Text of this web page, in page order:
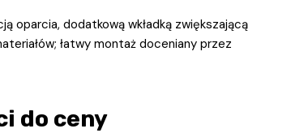
oparcia, dodatkową wkładką zwiększającą
łatwy montaż doceniany przez
do ceny